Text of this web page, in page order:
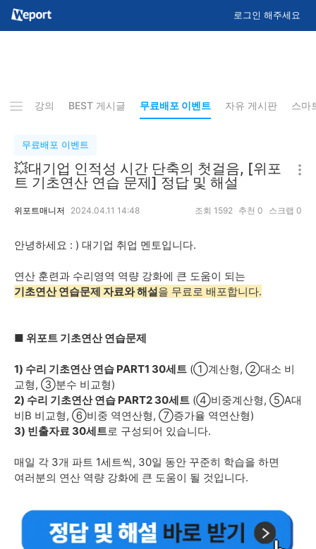
로그인 해주세요
이트 강의 BEST 게시글 무료배포 이벤트 자유 게시판 스마
무료배포 이벤트
💥대기업 인적성 시간 단축의 첫걸음, [위포
트 기초연산 연습 문제] 정답 및 해설
위포트매니저 2024.04.11 14:48 조회 1592 추천 0 스크랩 0
안녕하세요 : ) 대기업 취업 멘토입니다.
연산 훈련과 수리영역 역량 강화에 큰 도움이 되는
기초연산 연습문제 자료와 해설을 무료로 배포합니다.
■ 위포트 기초연산 연습문제
1) 수리 기초연산 연습 PART1 30세트 (①계산형, ②대소 비
교형, ③분수 비교형)
2) 수리 기초연산 연습 PART2 30세트 (④비중계산형, ⑤A대
비B 비교형, ⑥비중 역연산형, ⑦증가율 역연산형)
3) 빈출자료 30세트로 구성되어 있습니다.
매일 각 3개 파트 1세트씩, 30일 동안 꾸준히 학습을 하면
여러분의 연산 역량 강화에 큰 도움이 될 것입니다.